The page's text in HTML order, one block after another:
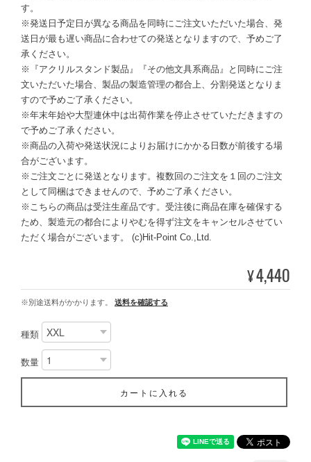
す。
※発送日予定日が異なる商品を同時にご注文いただいた場合、発
送日が最も遅い商品に合わせての発送となりますので、予めご了
承ください。
※『アクリルスタンド製品』『その他文具系商品』と同時にご注
文いただいた場合、製品の製造管理の都合上、分割発送となりま
すので予めご了承ください。
※年末年始や大型連休中は出荷作業を停止させていただきますの
で予めご了承ください。
※商品の入荷や発送状況によりお届けにかかる日数が前後する場
合がございます。
※ご注文ごとに発送となります。複数回のご注文を１回のご注文
として同梱はできませんので、予めご了承ください。
※こちらの商品は受注生産品です。受注後に商品在庫を確保する
ため、製造元の都合によりやむを得ず注文をキャンセルさせてい
ただく場合がございます。 (c)Hit-Point Co.,Ltd.
¥4,440
※別途送料がかかります。 送料を確認する
種類
数量
カートに入れる